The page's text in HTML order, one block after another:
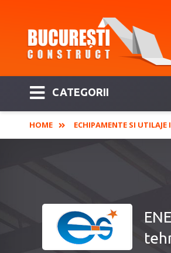
CATEGORII
HOME ECHIPAMENTE SI